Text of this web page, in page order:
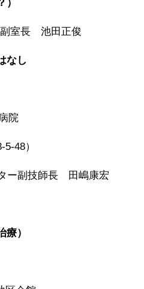
副室長 池田正俊
なし
院
48）
ー副技師長 田嶋康宏
療）